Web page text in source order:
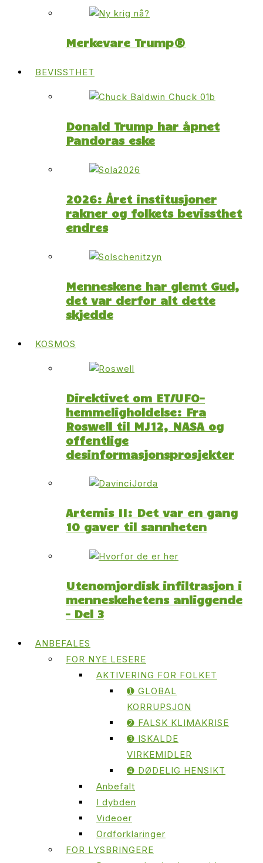
Merkevare Trump®
BEVISSTHET
Donald Trump har åpnet
Pandoras eske
2026: Året institusjoner
rakner og folkets bevissthet
endres
Menneskene har glemt Gud,
det var derfor alt dette
skjedde
KOSMOS
Direktivet om ET/UFO-
hemmeligholdelse: Fra
Roswell til MJ12, NASA og
offentlige
desinformasjonsprosjekter
Artemis II: Det var en gang
10 gaver til sannheten
Utenomjordisk infiltrasjon i
menneskehetens anliggende
– Del 3
ANBEFALES
FOR NYE LESERE
AKTIVERING FOR FOLKET
➊ GLOBAL
KORRUPSJON
➋ FALSK KLIMAKRISE
➌ ISKALDE
VIRKEMIDLER
➍ DØDELIG HENSIKT
Anbefalt
I dybden
Videoer
Ordforklaringer
FOR LYSBRINGERE